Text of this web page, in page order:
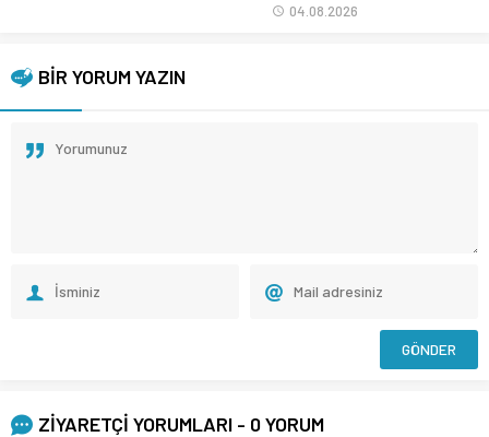
04.08.2026
BİR YORUM YAZIN
ZİYARETÇİ YORUMLARI - 0 YORUM